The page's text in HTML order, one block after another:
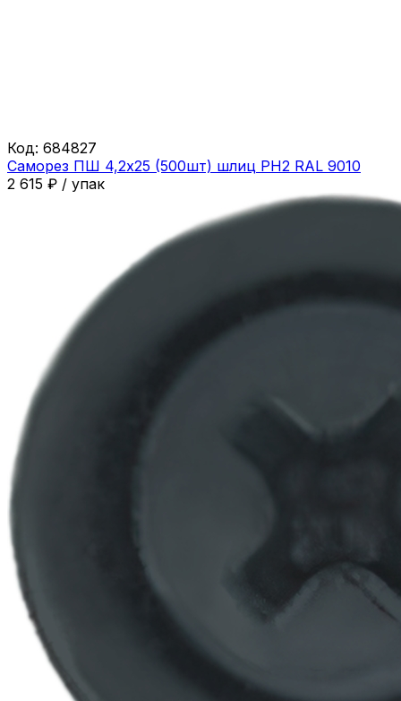
Код: 684827
Саморез ПШ 4,2х25 (500шт) шлиц PH2 RAL 9010
2 615 ₽ / упак